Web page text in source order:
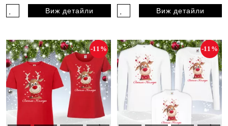
Виж детайли Виж детайли
-11% -11%